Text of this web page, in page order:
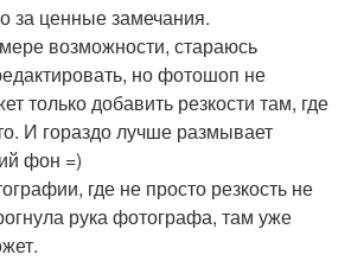
за ценные замечания.
возможности, стараюсь
но фотошоп не
только добавить резкости там, где
И гораздо лучше размывает
фон =)
где не просто резкость не
рука фотографа, там уже